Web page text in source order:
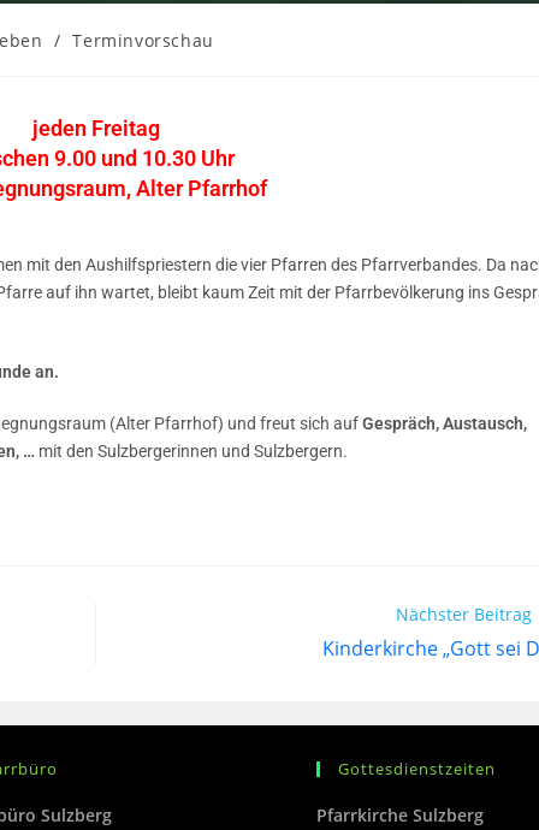
/ Terminvorschau
jeden Freitag
9.00 und 10.30 Uhr
Alter Pfarrhof
mit den Aushilfspriestern die vier Pfarren des Pfarrverbandes. Da
auf ihn wartet, bleibt kaum Zeit mit der Pfarrbevölkerung ins
an.
(Alter Pfarrhof) und freut sich aufGespräch, Austausch,
… mit den Sulzbergerinnen und Sulzbergern.
Nächster Beitrag
Kinderkirche „Gott sei
Sulzberg
Gottesdienstzeiten
Pfarrkirche Sulzberg